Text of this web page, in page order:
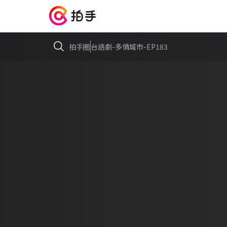
拍手圈台語劇-多情城市-EP183